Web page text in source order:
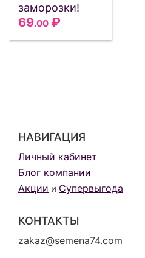
заморозки!
69.00 ₽
НАВИГАЦИЯ
Личный кабинет
Блог компании
Акции и Супервыгода
КОНТАКТЫ
zakaz@semena74.com